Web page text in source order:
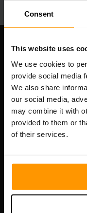
Consent
This website uses
We use cookies to
provide social media
We also share
our social media,
may combine it with
provided to them or
of their services.
Naše společnost
Scalable Hosting
DIČ: EE102133820
Adresa: Harju
Vesivärava tn 50-201,
Navigace